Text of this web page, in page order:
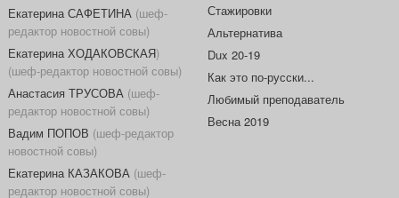
Екатерина САФЕТИНА (шеф-
редактор новостной совы)
Екатерина ХОДАКОВСКАЯ)
(шеф-редактор новостной совы)
Анастасия ТРУСОВА (шеф-
редактор новостной совы)
Вадим ПОПОВ (шеф-редактор
новостной совы)
Екатерина КАЗАКОВА (шеф-
редактор новостной совы)
Стажировки
Альтернатива
Dux 20-19
Как это по-русски...
Любимый преподаватель
Весна 2019